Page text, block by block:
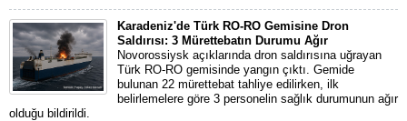
Karadeniz'de Türk RO-RO Gemisine Dron
Saldırısı: 3 Mürettebatın Durumu Ağır
Novorossiysk açıklarında dron saldırısına uğrayan
Türk RO-RO gemisinde yangın çıktı. Gemide
bulunan 22 mürettebat tahliye edilirken, ilk
belirlemelere göre 3 personelin sağlık durumunun ağır
olduğu bildirildi.